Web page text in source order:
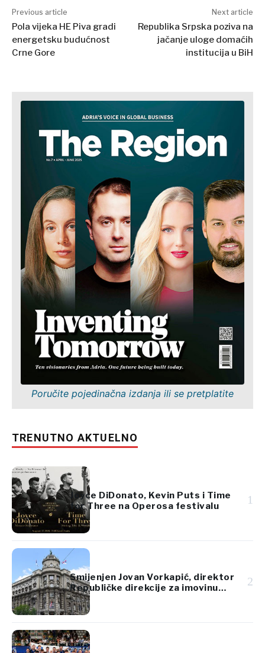
Previous article
Pola vijeka HE Piva gradi
energetsku budućnost
Crne Gore
Next article
Republika Srpska poziva na
jačanje uloge domaćih
institucija u BiH
Poručite pojedinačna izdanja ili se pretplatite
TRENUTNO AKTUELNO
Joyce DiDonato, Kevin Puts i Time
for Three na Operosa festivalu
1
Smijenjen Jovan Vorkapić, direktor
Republičke direkcije za imovinu
Srbije
2